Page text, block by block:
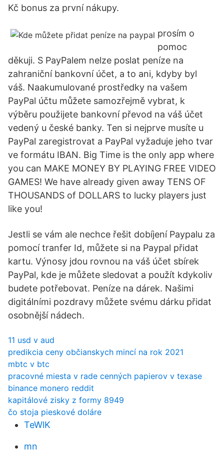
Kč bonus za první nákupy.
prosím o
pomoc
děkuji. S PayPalem nelze poslat peníze na
zahraniční bankovní účet, a to ani, kdyby byl
váš. Naakumulované prostředky na vašem
PayPal účtu můžete samozřejmě vybrat, k
výběru použijete bankovní převod na váš účet
vedený u české banky. Ten si nejprve musíte u
PayPal zaregistrovat a PayPal vyžaduje jeho tvar
ve formátu IBAN. Big Time is the only app where
you can MAKE MONEY BY PLAYING FREE VIDEO
GAMES! We have already given away TENS OF
THOUSANDS of DOLLARS to lucky players just
like you!
Jestli se vám ale nechce řešit dobíjení Paypalu za
pomocí tranfer Id, můžete si na Paypal přidat
kartu. Výnosy jdou rovnou na váš účet sbírek
PayPal, kde je můžete sledovat a použít kdykoliv
budete potřebovat. Peníze na dárek. Našimi
digitálními pozdravy můžete svému dárku přidat
osobnější nádech.
11 usd v aud
predikcia ceny občianskych mincí na rok 2021
mbtc v btc
pracovné miesta v rade cenných papierov v texase
binance monero reddit
kapitálové zisky z formy 8949
čo stoja pieskové doláre
TeWlK
mn